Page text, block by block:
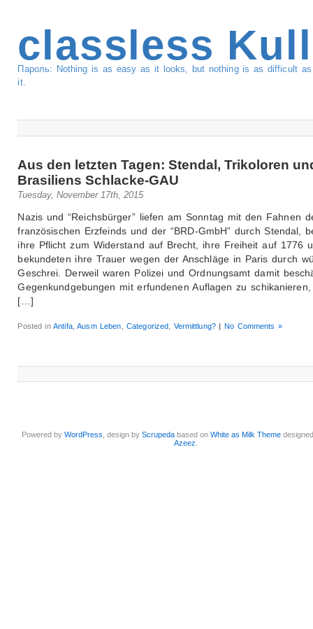
classless
Пароль: Nothing is as easy as it looks, but nothing is as difficult
it.
Aus den letzten Tagen: Stendal, Trikoloren
Brasiliens Schlacke-GAU
Tuesday, November 17th, 2015
Nazis und “Reichsbürger” liefen am Sonntag mit den Fahnen
französischen Erzfeinds und der “BRD-GmbH” durch Stendal,
ihre Pflicht zum Widerstand auf Brecht, ihre Freiheit auf 1776
bekundeten ihre Trauer wegen der Anschläge in Paris durch
Geschrei. Derweil waren Polizei und Ordnungsamt damit
Gegenkundgebungen mit erfundenen Auflagen zu
[…]
Posted inAntifa,Ausm Leben ,Categorized Vermittlung? | No Comments »
Powered byWordPress , design byScrupeda based onWhite as Milk Theme
Azeez